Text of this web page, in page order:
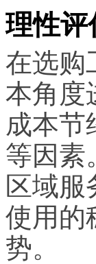
理性评
在选购
本角度
成本节
等因素
区域服
使用的
势。